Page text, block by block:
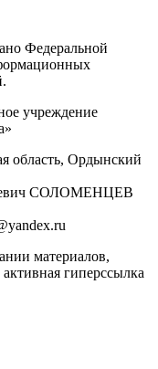
Федеральной
учреждение
область, Ордынский
СОЛОМЕНЦЕВ
материалов,
гиперссылка